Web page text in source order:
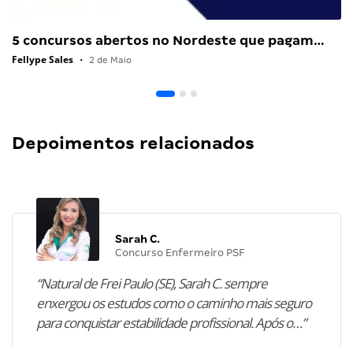
5 concursos abertos no Nordeste que pagam…
Fellype Sales • 2 de Maio
Depoimentos relacionados
Sarah C.
Concurso Enfermeiro PSF
“Natural de Frei Paulo (SE), Sarah C. sempre
enxergou os estudos como o caminho mais seguro
para conquistar estabilidade profissional. Após o…”